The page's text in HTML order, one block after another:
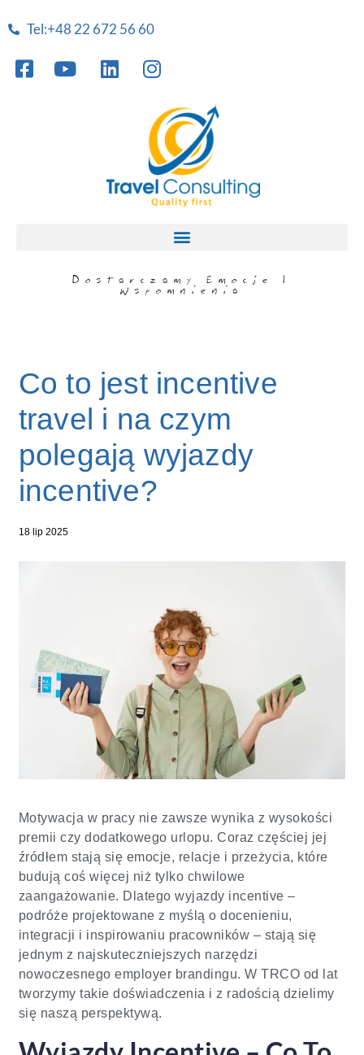
Tel:+48 22 672 56 60
Dostarczamy Emocje I
Wspomnienia
Co to jest incentive
travel i na czym
polegają wyjazdy
incentive?
18 lip 2025
Motywacja w pracy nie zawsze wynika z wysokości
premii czy dodatkowego urlopu. Coraz częściej jej
źródłem stają się emocje, relacje i przeżycia, które
budują coś więcej niż tylko chwilowe
zaangażowanie. Dlatego wyjazdy incentive –
podróże projektowane z myślą o docenieniu,
integracji i inspirowaniu pracowników – stają się
jednym z najskuteczniejszych narzędzi
nowoczesnego employer brandingu. W TRCO od lat
tworzymy takie doświadczenia i z radością dzielimy
się naszą perspektywą.